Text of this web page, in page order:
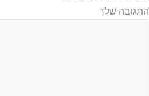
התגובה שלך